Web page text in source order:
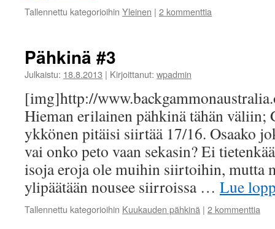
Tallennettu kategorioihin Yleinen | 2 kommenttia
Pähkinä #3
Julkaistu: 18.8.2013 | Kirjoittanut: wpadmin
[img]http://
Hieman erilainen pähkinä tähän väliin;
ykkönen pitäisi siirtää 17/16. Osaako
vai onko peto vaan sekasin? Ei
isoja eroja ole muihin siirtoihin, mutta
ylipäätään nousee siirroissa … Lue
Tallennettu kategorioihin Kuukauden pähkinä | 2 kommenttia